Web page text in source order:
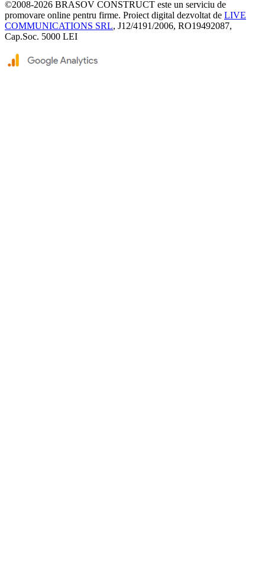
©2008-2026 BRASOV CONSTRUCT este un serviciu de
promovare online pentru firme. Proiect digital dezvoltat de LIVE
COMMUNICATIONS SRL, J12/4191/2006, RO19492087,
Cap.Soc. 5000 LEI